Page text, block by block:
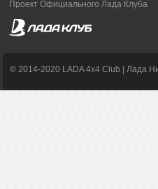
Проект Официального Лада Клуба
© 2014-2020 LADA 4x4 Club | Лада